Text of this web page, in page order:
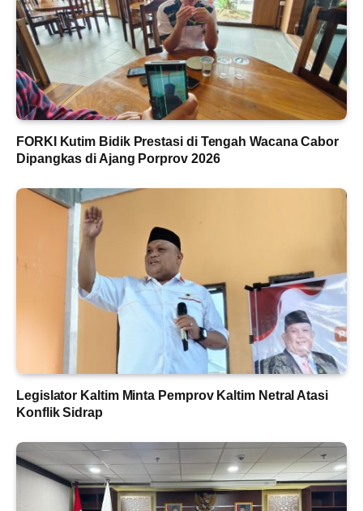
FORKI Kutim Bidik Prestasi di Tengah Wacana Cabor
Dipangkas di Ajang Porprov 2026
Legislator Kaltim Minta Pemprov Kaltim Netral Atasi
Konflik Sidrap